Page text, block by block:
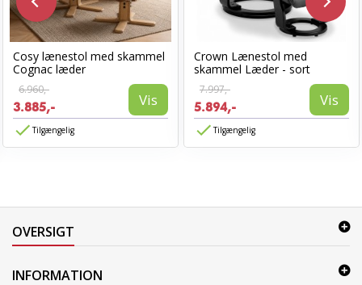
Cosy lænestol med skammel
Cognac læder
6.960,-
3.885,- Vis
Tilgængelig
Crown Lænestol med
skammel Læder - sort
7.997,-
5.894,- Vis
Tilgængelig
OVERSIGT
INFORMATION